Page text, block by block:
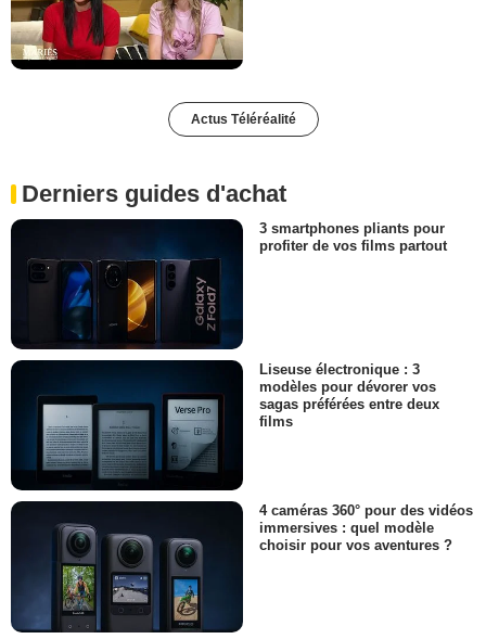
Actus Téléréalité
Derniers guides d'achat
3 smartphones pliants pour
profiter de vos films partout
Liseuse électronique : 3
modèles pour dévorer vos
sagas préférées entre deux
films
4 caméras 360° pour des vidéos
immersives : quel modèle
choisir pour vos aventures ?